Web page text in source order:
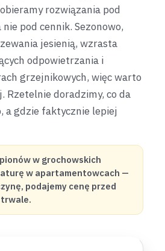
rozwiązania pod
pod cennik. Sezonowo,
jesienią, wzrasta
odpowietrzania i
grzejnikowych, więc warto
Rzetelnie doradzimy, co da
a gdzie faktycznie lepiej
w grochowskich
w apartamentowcach —
podajemy cenę przed